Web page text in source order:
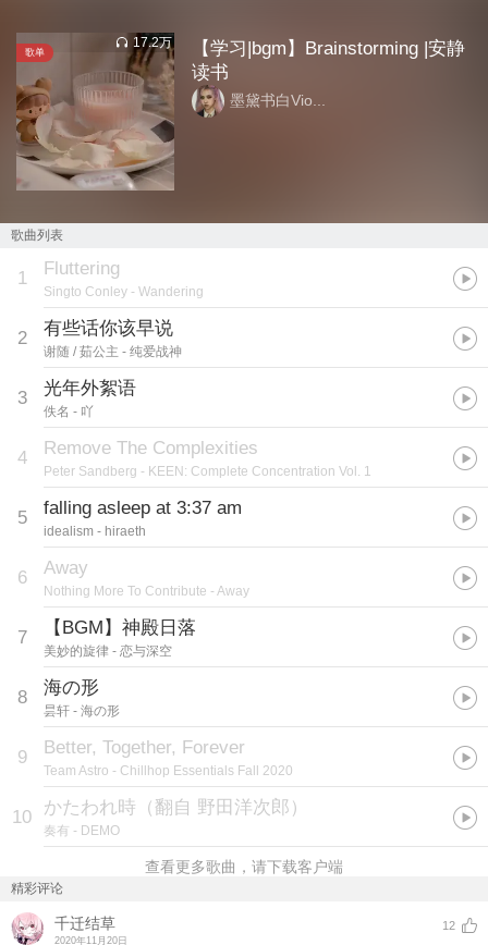
歌单
17.2万
【学习|bgm】Brainstorming |安静
读书
墨黛书白Vio...
歌曲列表
1 Fluttering
Singto Conley - Wandering
2 有些话你该早说
谢随 / 茹公主 - 纯爱战神
3 光年外絮语
佚名 - 吖
4 Remove The Complexities
Peter Sandberg - KEEN: Complete Concentration Vol. 1
5 falling asleep at 3:37 am
idealism - hiraeth
6 Away
Nothing More To Contribute - Away
7 【BGM】神殿日落
美妙的旋律 - 恋与深空
8 海の形
昙轩 - 海の形
9 Better, Together, Forever
Team Astro - Chillhop Essentials Fall 2020
10 かたわれ時（翻自 野田洋次郎）
奏有 - DEMO
查看更多歌曲，请下载客户端
精彩评论
千迁结草
2020年11月20日
12